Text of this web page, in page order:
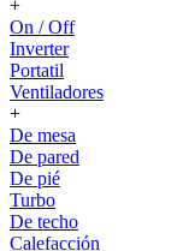
+
On / Off
Inverter
Portatil
Ventiladores
+
De mesa
De pared
De pié
Turbo
De techo
Calefacción